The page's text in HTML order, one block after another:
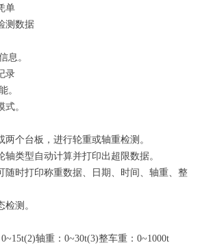
单
测数据
息。
录
。
。
个台板，进行轮重或轴重检测。
类型自动计算并打印出超限数据。
时打印称重数据、日期、时间、轴重、整
测。
轴重：0~30t(3)整车重：0~1000t